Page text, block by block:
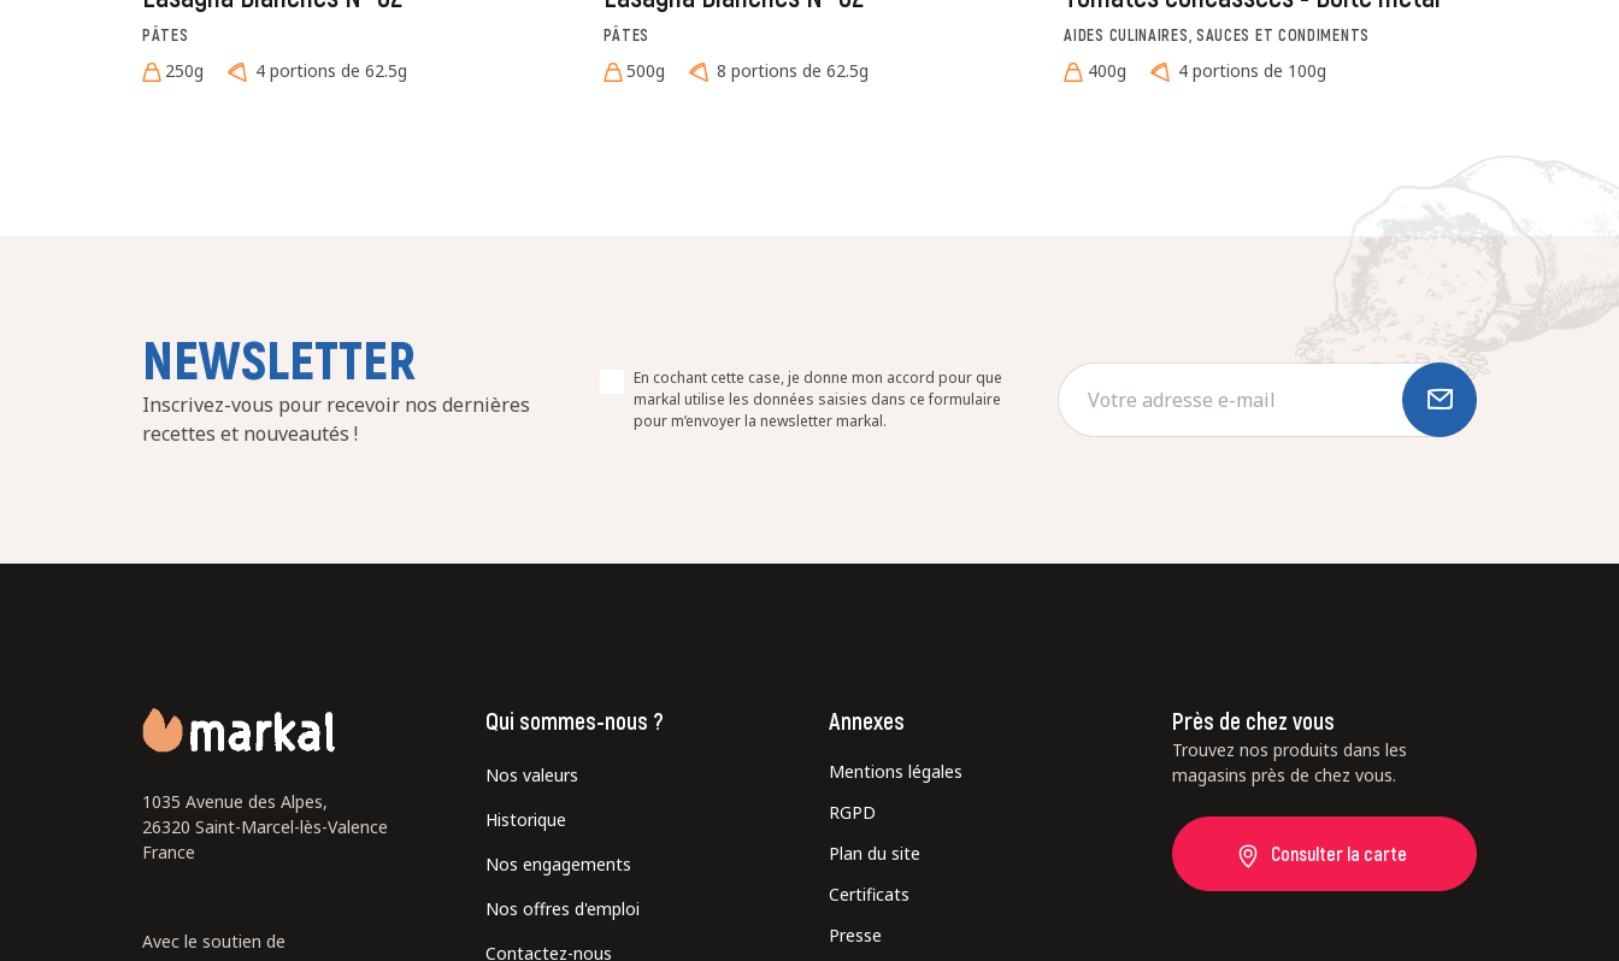
PÂTES
250g 4 portions de 62.5g
PÂTES
500g 8 portions de 62.5g
AIDES CULINAIRES, SAUCES ET CONDIMENTS
400g 4 portions de 100g
NEWSLETTER
Inscrivez-vous pour recevoir nos dernières
recettes et nouveautés !
En cochant cette case, je donne mon accord pour que
markal utilise les données saisies dans ce formulaire
pour m’envoyer la newsletter markal.
1035 Avenue des Alpes,
26320 Saint-Marcel-lès-Valence
France
Avec le soutien de
Qui sommes-nous ?
Nos valeurs
Historique
Nos engagements
Nos offres d'emploi
Contactez-nous
Annexes
Mentions légales
RGPD
Plan du site
Certificats
Presse
Près de chez vous
Trouvez nos produits dans les
magasins près de chez vous.
Consulter la carte